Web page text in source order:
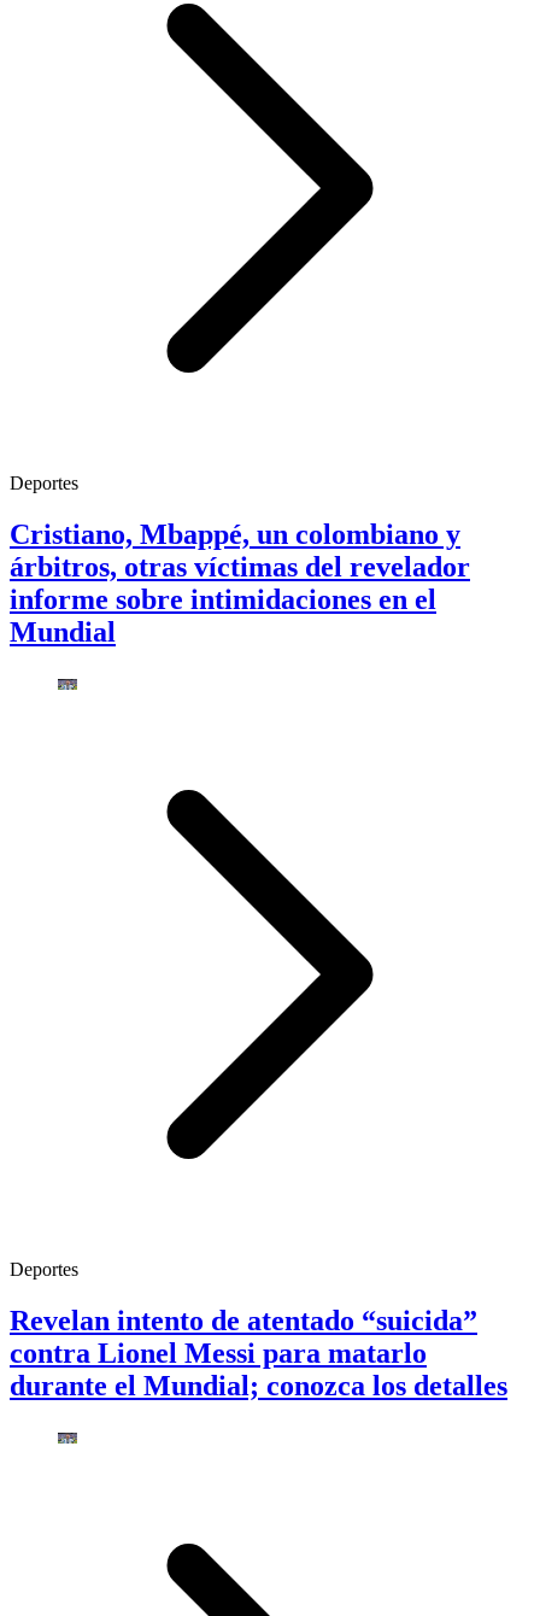
Deportes
Cristiano, Mbappé, un colombiano y
árbitros, otras víctimas del revelador
informe sobre intimidaciones en el
Mundial
Deportes
Revelan intento de atentado “suicida”
contra Lionel Messi para matarlo
durante el Mundial; conozca los detalles